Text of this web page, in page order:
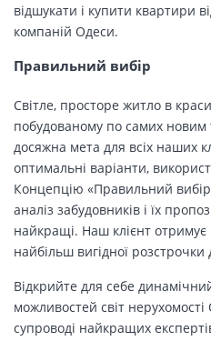
відшукати і купити квартири
компаній Одеси.
Правильний вибір
Світле, просторе житло в
побудованому по самих новим
досяжна мета для всіх наших
оптимальні варіанти,
Концепцію «Правильний
аналіз забудовників і їх
найкращі. Наш клієнт отримує
найбільш вигідної
Відкрийте для себе
можливостей світ
супроводі найкращих